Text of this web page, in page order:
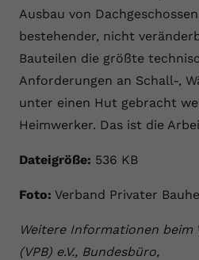
Ausbau von
bestehender, nicht
Bauteilen die größte
Anforderungen an Schall-,
unter einen Hut gebracht
Heimwerker. Das ist die
Dateigröße: 536 KB
Foto: Verband Privater
Weitere Informationen beim
(VPB) e.V., Bundesbüro,